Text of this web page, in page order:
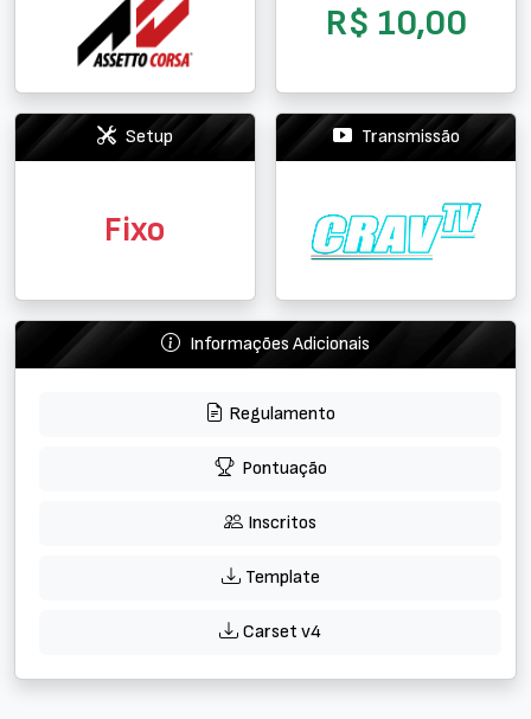
R$ 10,00
Setup
Fixo
Transmissão
Informações Adicionais
Regulamento
Pontuação
Inscritos
Template
Carset v4